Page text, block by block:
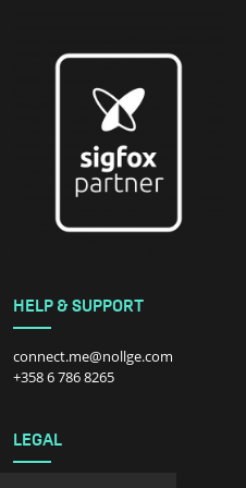
HELP & SUPPORT
connect.me@nollge.com
+358 6 786 8265
LEGAL